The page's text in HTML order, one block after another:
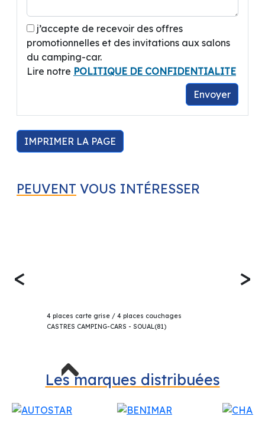
Magasin accessoire, atelier service après
vente !
CASTRES CAMPING-CARS
331 Av des Frères Lumières
Z.A de la Prade
Contact :
CREMADES Bastien
Concessionnaire BENIMAR / CAMPEREVE /
CHAUSSON / ELIOS / KNAUS / WEINSBERG –
Ouverture du Mardi au Samedi 9h00 -- 12h00 /
j’accepte de recevoir des offres
promotionnelles et des invitations aux salons
du camping-car.
Lire notre POLITIQUE DE CONFIDENTIALITE
Envoyer
IMPRIMER LA PAGE
PEUVENT VOUS INTÉRESSER
<
4 places carte grise / 4 places couchages
CASTRES CAMPING-CARS - SOUAL(81)
>
Les marques distribuées
Previous